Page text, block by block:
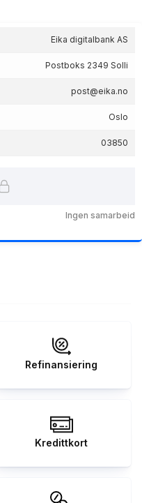
Eika digitalbank AS
Postboks 2349 Solli
post@eika.no
Oslo
03850
Ingen samarbeid
Refinansiering
Kredittkort